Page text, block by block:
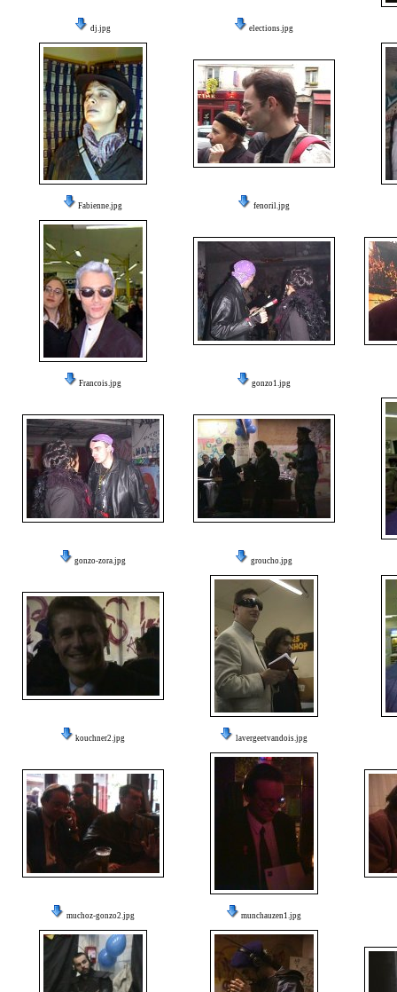
dj.jpg elections.jpg
Fabienne.jpg fenoril.jpg
Francois.jpg gonzo1.jpg
gonzo-zora.jpg groucho.jpg
kouchner2.jpg lavergeetvandois.jpg
muchoz-gonzo2.jpg munchauzen1.jpg